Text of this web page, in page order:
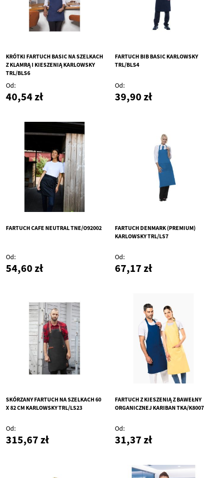
KRÓTKI FARTUCH BASIC NA SZELKACH
Z KLAMRĄ I KIESZENIĄ KARLOWSKY
TRL/BLS6
Od
40,54 zł
FARTUCH BIB BASIC KARLOWSKY
TRL/BLS4
Od
39,90 zł
FARTUCH CAFE NEUTRAL TNE/O92002
Od
54,60 zł
FARTUCH DENMARK (PREMIUM)
KARLOWSKY TRL/LS7
Od
67,17 zł
SKÓRZANY FARTUCH NA SZELKACH 60
X 82 CM KARLOWSKY TRL/LS23
Od
315,67 zł
FARTUCH Z KIESZENIĄ Z BAWEŁNY
ORGANICZNEJ KARIBAN TKA/K8007
Od
31,37 zł